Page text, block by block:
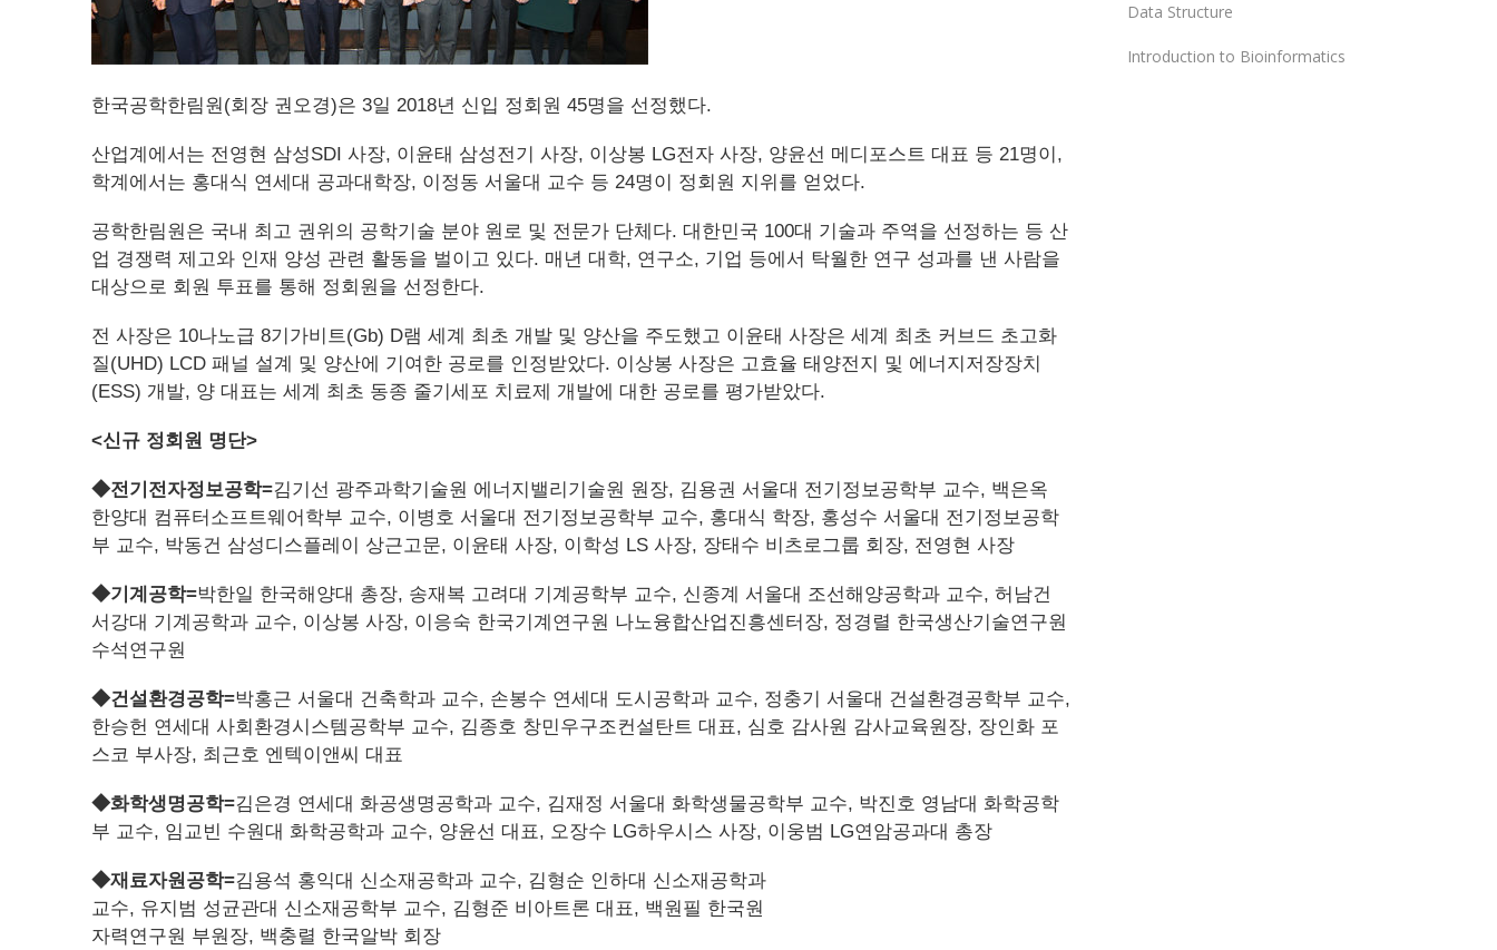
Data Structure
Introduction to Bioinformatics
한국공학한림원(회장 권오경)은 3일 2018년 신입 정회원 45명을 선정했다.
산업계에서는 전영현 삼성SDI 사장, 이윤태 삼성전기 사장, 이상봉 LG전자 사장, 양윤선 메디포스트 대표 등 21명이,
학계에서는 홍대식 연세대 공과대학장, 이정동 서울대 교수 등 24명이 정회원 지위를 얻었다.
공학한림원은 국내 최고 권위의 공학기술 분야 원로 및 전문가 단체다. 대한민국 100대 기술과 주역을 선정하는 등 산
업 경쟁력 제고와 인재 양성 관련 활동을 벌이고 있다. 매년 대학, 연구소, 기업 등에서 탁월한 연구 성과를 낸 사람을
대상으로 회원 투표를 통해 정회원을 선정한다.
전 사장은 10나노급 8기가비트(Gb) D램 세계 최초 개발 및 양산을 주도했고 이윤태 사장은 세계 최초 커브드 초고화
질(UHD) LCD 패널 설계 및 양산에 기여한 공로를 인정받았다. 이상봉 사장은 고효율 태양전지 및 에너지저장장치
(ESS) 개발, 양 대표는 세계 최초 동종 줄기세포 치료제 개발에 대한 공로를 평가받았다.
<신규 정회원 명단>
◆전기전자정보공학=김기선 광주과학기술원 에너지밸리기술원 원장, 김용권 서울대 전기정보공학부 교수, 백은옥
한양대 컴퓨터소프트웨어학부 교수, 이병호 서울대 전기정보공학부 교수, 홍대식 학장, 홍성수 서울대 전기정보공학
부 교수, 박동건 삼성디스플레이 상근고문, 이윤태 사장, 이학성 LS 사장, 장태수 비츠로그룹 회장, 전영현 사장
◆기계공학=박한일 한국해양대 총장, 송재복 고려대 기계공학부 교수, 신종계 서울대 조선해양공학과 교수, 허남건
서강대 기계공학과 교수, 이상봉 사장, 이응숙 한국기계연구원 나노융합산업진흥센터장, 정경렬 한국생산기술연구원
수석연구원
◆건설환경공학=박홍근 서울대 건축학과 교수, 손봉수 연세대 도시공학과 교수, 정충기 서울대 건설환경공학부 교수,
한승헌 연세대 사회환경시스템공학부 교수, 김종호 창민우구조컨설탄트 대표, 심호 감사원 감사교육원장, 장인화 포
스코 부사장, 최근호 엔텍이앤씨 대표
◆화학생명공학=김은경 연세대 화공생명공학과 교수, 김재정 서울대 화학생물공학부 교수, 박진호 영남대 화학공학
부 교수, 임교빈 수원대 화학공학과 교수, 양윤선 대표, 오장수 LG하우시스 사장, 이웅범 LG연암공과대 총장
◆재료자원공학=김용석 홍익대 신소재공학과 교수, 김형순 인하대 신소재공학과
교수, 유지범 성균관대 신소재공학부 교수, 김형준 비아트론 대표, 백원필 한국원
자력연구원 부원장, 백충렬 한국알박 회장